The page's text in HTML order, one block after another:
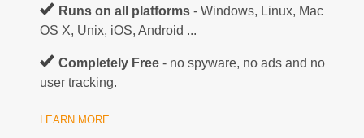
Runs on all platforms - Windows, Linux, Mac
OS X, Unix, iOS, Android ...
Completely Free - no spyware, no ads and no
user tracking.
LEARN MORE